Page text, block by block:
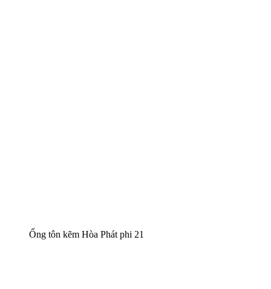
Ống tôn kẽm Hòa Phát phi 21